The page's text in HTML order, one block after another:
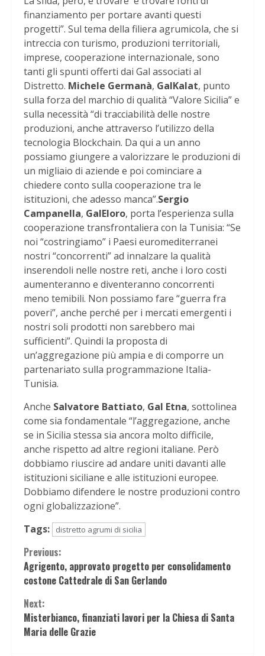
finanziamento per portare avanti questi
progetti”. Sul tema della filiera agrumicola, che si
intreccia con turismo, produzioni territoriali,
imprese, cooperazione internazionale, sono
tanti gli spunti offerti dai Gal associati al
Distretto. Michele Germanà, GalKalat, punto
sulla forza del marchio di qualità “Valore Sicilia” e
sulla necessità “di tracciabilità delle nostre
produzioni, anche attraverso l’utilizzo della
tecnologia Blockchain. Da qui a un anno
possiamo giungere a valorizzare le produzioni di
un migliaio di aziende e poi cominciare a
chiedere conto sulla cooperazione tra le
istituzioni, che adesso manca”.Sergio
Campanella, GalEloro, porta l’esperienza sulla
cooperazione transfrontaliera con la Tunisia: “Se
noi “costringiamo” i Paesi euromediterranei
nostri “concorrenti” ad innalzare la qualità
inserendoli nelle nostre reti, anche i loro costi
aumenteranno e diventeranno concorrenti
meno temibili. Non possiamo fare “guerra fra
poveri”, anche perché per i mercati emergenti i
nostri soli prodotti non sarebbero mai
sufficienti”. Quindi la proposta di
un’aggregazione più ampia e di comporre un
partenariato sulla programmazione Italia-
Tunisia.
Anche Salvatore Battiato, Gal Etna, sottolinea
come sia fondamentale “l’aggregazione, anche
se in Sicilia stessa sia ancora molto difficile,
anche rispetto ad altre regioni italiane. Però
dobbiamo riuscire ad andare uniti davanti alle
istituzioni siciliane e alle istituzioni europee.
Dobbiamo difendere le nostre produzioni contro
ogni globalizzazione”.
Tags:
distretto agrumi di sicilia
Continue
Reading
Previous:
Agrigento, approvato progetto per consolidamento
costone Cattedrale di San Gerlando
Next:
Misterbianco, finanziati lavori per la Chiesa di Santa
Maria delle Grazie